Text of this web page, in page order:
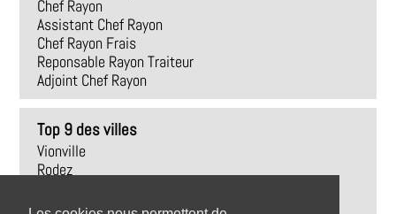
Chef Rayon
Assistant Chef Rayon
Chef Rayon Frais
Reponsable Rayon Traiteur
Adjoint Chef Rayon
Top 9 des villes
Vionville
Rodez
Revel